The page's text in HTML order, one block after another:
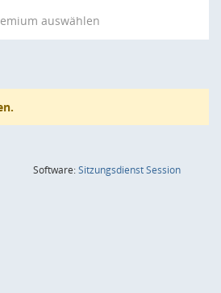
auswählen
Software:SitzungsdienstSession(Wird in